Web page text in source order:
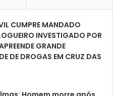
CUMPRE MANDADO
INVESTIGADO POR
GRANDE
DE DROGAS EM CRUZ DAS